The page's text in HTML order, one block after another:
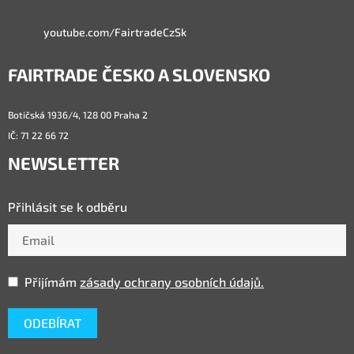
youtube.com/FairtradeCzSk
FAIRTRADE ČESKO A SLOVENSKO
Botičská 1936/4, 128 00 Praha 2
IČ: 71 22 66 72
NEWSLETTER
Přihlásit se k odběru
Přijímám zásady ochrany osobních údajů.